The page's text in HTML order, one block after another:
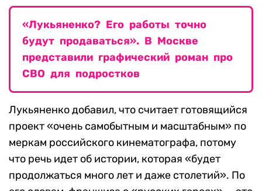
«Лукьяненко? Его работы точно
будут продаваться». В Москве
представили графический роман про
СВО для подростков
Лукьяненко добавил, что считает готовящийся
проект «очень самобытным и масштабным» по
меркам российского кинематографа, потому
что речь идет об истории, которая «будет
продолжаться много лет и даже столетий». По